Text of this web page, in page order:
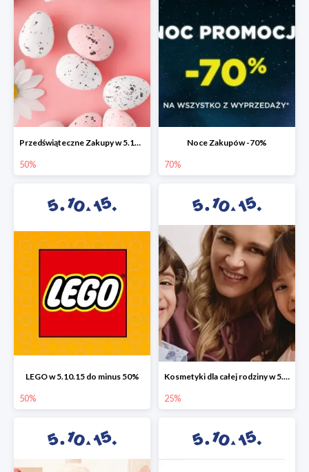
Przedświąteczne Zakupy w 5.10.15 do -50%
50%
Noce Zakupów -70%
70%
LEGO w 5.10.15 do minus 50%
50%
Kosmetyki dla całej rodziny w 5.10.15 do -25%
25%